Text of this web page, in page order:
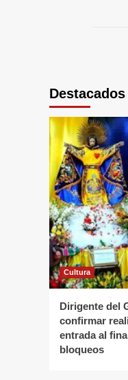
Destacados
Cultura
Dirigente del
confirmar
entrada al
bloqueos